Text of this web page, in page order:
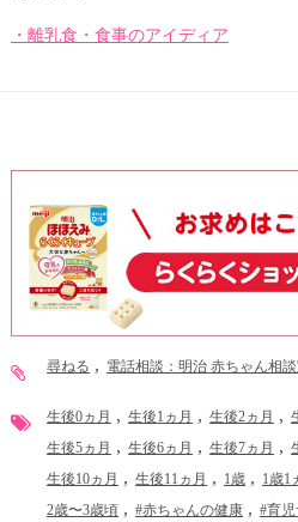
・離乳食・食事のアイディア
尋ねる 電話相談：明治 赤ちゃん相
生後0ヵ月 生後1ヵ月 生後2ヵ月
生後5ヵ月 生後6ヵ月 生後7ヵ月
生後10ヵ月 生後11ヵ月 1歳 1歳1
2歳〜3歳頃 #赤ちゃんの健康 #育児